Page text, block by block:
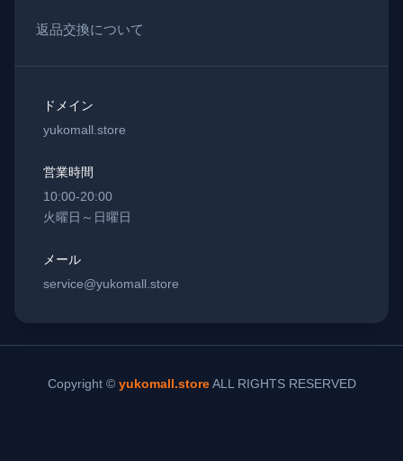
返品交換について
ドメイン
yukomall.store
営業時間
10:00-20:00
火曜日～日曜日
メール
service@yukomall.store
Copyright © yukomall.storeALL RIGHTS RESERVED